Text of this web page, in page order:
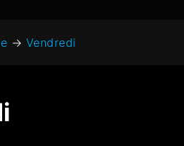
→ Vendredi